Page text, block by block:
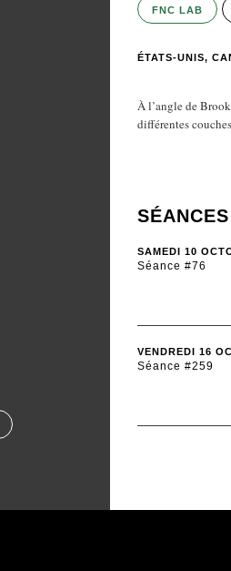
FNC LAB
ÉTATS-UNIS,
À l’angle de
différentes
SÉANCES
SAMEDI 10
Séance #76
VENDREDI 16
Séance #259